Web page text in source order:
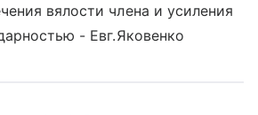
вялости члена и усиления
- Евг.Яковенко